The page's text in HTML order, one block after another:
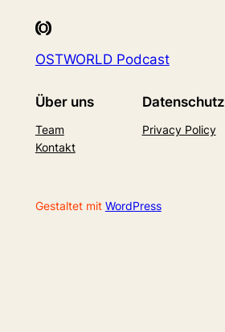
OSTWORLD Podcast
Über uns
Team
Kontakt
Datenschutz
Privacy Policy
Gestaltet mit WordPress